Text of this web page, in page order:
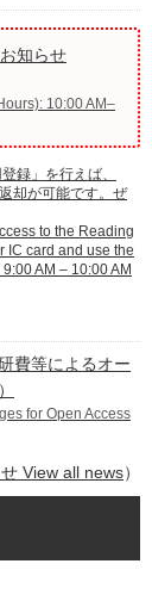
知らせ
10:00 AM–
録」を行えば、
却が可能です。ぜ
to the Reading
IC card and use the
AM – 10:00 AM
費等によるオー
for Open Access
View all news）